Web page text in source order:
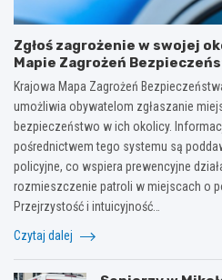
Zgłoś zagrożenie w swojej
Mapie Zagrożeń
Krajowa Mapa Zagrożeń
umożliwia obywatelom zgłaszanie
bezpieczeństwo w ich okolicy.
pośrednictwem tego systemu są
policyjne, co wspiera prewencyjne
rozmieszczenie patroli w miejscach o
Przejrzystość i intuicyjność…
Czytaj dalej